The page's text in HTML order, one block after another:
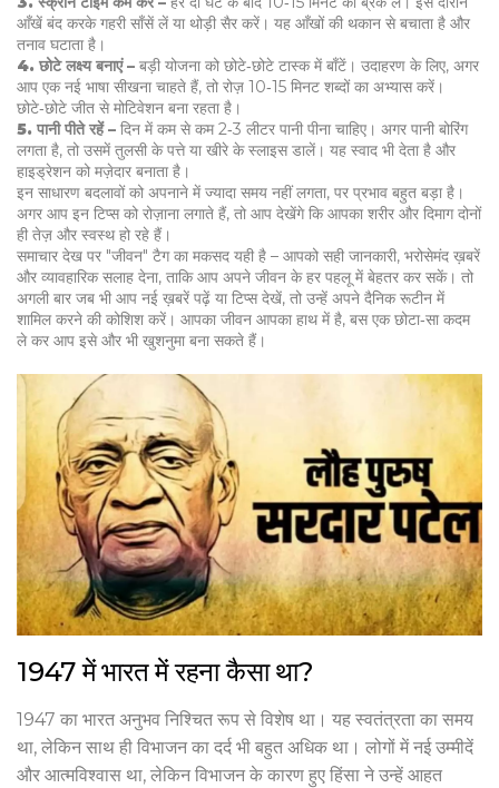
आँखें बंद करके गहरी साँसें लें या थोड़ी सैर करें। यह आँखों की थकान से बचाता है और
तनाव घटाता है।
4. छोटे लक्ष्य बनाएं – बड़ी योजना को छोटे‑छोटे टास्क में बाँटें। उदाहरण के लिए, अगर
आप एक नई भाषा सीखना चाहते हैं, तो रोज़ 10‑15 मिनट शब्दों का अभ्यास करें।
छोटे‑छोटे जीत से मोटिवेशन बना रहता है।
5. पानी पीते रहें – दिन में कम से कम 2‑3 लीटर पानी पीना चाहिए। अगर पानी बोरिंग
लगता है, तो उसमें तुलसी के पत्ते या खीरे के स्लाइस डालें। यह स्वाद भी देता है और
हाइड्रेशन को मज़ेदार बनाता है।
इन साधारण बदलावों को अपनाने में ज्यादा समय नहीं लगता, पर प्रभाव बहुत बड़ा है।
अगर आप इन टिप्स को रोज़ाना लगाते हैं, तो आप देखेंगे कि आपका शरीर और दिमाग दोनों
ही तेज़ और स्वस्थ हो रहे हैं।
समाचार देख पर "जीवन" टैग का मकसद यही है – आपको सही जानकारी, भरोसेमंद ख़बरें
और व्यावहारिक सलाह देना, ताकि आप अपने जीवन के हर पहलू में बेहतर कर सकें। तो
अगली बार जब भी आप नई ख़बरें पढ़ें या टिप्स देखें, तो उन्हें अपने दैनिक रूटीन में
शामिल करने की कोशिश करें। आपका जीवन आपका हाथ में है, बस एक छोटा‑सा कदम
ले कर आप इसे और भी खुशनुमा बना सकते हैं।
1947 में भारत में रहना कैसा था?
1947 का भारत अनुभव निश्चित रूप से विशेष था। यह स्वतंत्रता का समय
था, लेकिन साथ ही विभाजन का दर्द भी बहुत अधिक था। लोगों में नई उम्मीदें
और आत्मविश्वास था, लेकिन विभाजन के कारण हुए हिंसा ने उन्हें आहत